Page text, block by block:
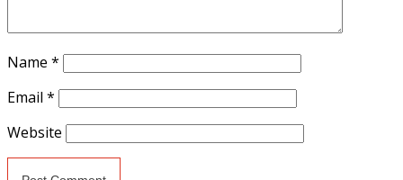
Name *
Email *
Website